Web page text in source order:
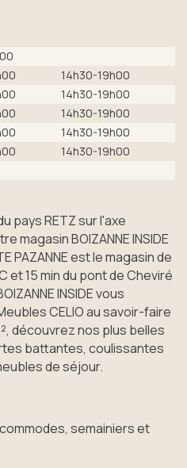
14h30-19h00
14h30-19h00
14h30-19h00
14h30-19h00
14h30-19h00
pays RETZ sur l'axe
magasin BOIZANNE INSIDE
PAZANNE est le magasin de
et 15 min du pont de Cheviré
INSIDE vous
CELIO au savoir-faire
découvrez nos plus belles
battantes, coulissantes
de séjour.
semainiers et